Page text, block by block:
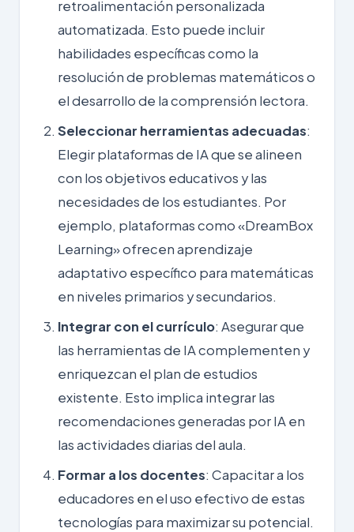
retroalimentación personalizada
automatizada. Esto puede incluir
habilidades específicas como la
resolución de problemas matemáticos o
el desarrollo de la comprensión lectora.
Seleccionar herramientas adecuadas:
Elegir plataformas de IA que se alineen
con los objetivos educativos y las
necesidades de los estudiantes. Por
ejemplo, plataformas como «DreamBox
Learning» ofrecen aprendizaje
adaptativo específico para matemáticas
en niveles primarios y secundarios.
Integrar con el currículo: Asegurar que
las herramientas de IA complementen y
enriquezcan el plan de estudios
existente. Esto implica integrar las
recomendaciones generadas por IA en
las actividades diarias del aula.
Formar a los docentes: Capacitar a los
educadores en el uso efectivo de estas
tecnologías para maximizar su potencial.